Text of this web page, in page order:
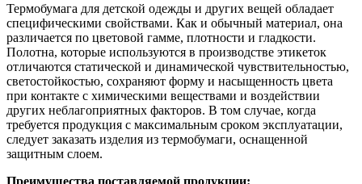
Термобумага для детской одежды и других вещей обладает
специфическими свойствами. Как и обычный материал, она
различается по цветовой гамме, плотности и гладкости.
Полотна, которые используются в производстве этикеток
отличаются статической и динамической чувствительностью,
светостойкостью, сохраняют форму и насыщенность цвета
при контакте с химическими веществами и воздействии
других неблагоприятных факторов. В том случае, когда
требуется продукция с максимальным сроком эксплуатации,
следует заказать изделия из термобумаги, оснащенной
защитным слоем.
Преимущества поставляемой продукции: